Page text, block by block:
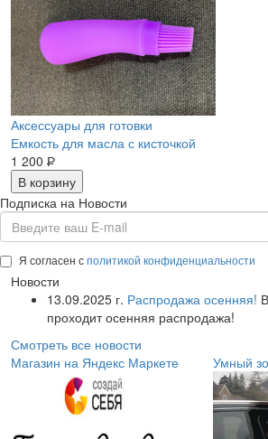
Аксессуары для готовки
Емкость для масла с кисточкой
1 200 Р
В корзину
Подписка на Новости
Я согласен сполитикой конфиденциальности
Новости
13.09.2025 г. Распродажа осенняя!
проходит осенняя распродажа!
Смотреть все новости
Магазин на Яндекс Маркете
Умный